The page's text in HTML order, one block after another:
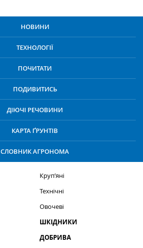
НОВИНИ
ТЕХНОЛОГІЇ
ПОЧИТАТИ
ПОДИВИТИСЬ
ДІЮЧІ РЕЧОВИНИ
КАРТА ҐРУНТІВ
СЛОВНИК АГРОНОМА
Круп’яні
Технічні
Овочеві
ШКІДНИКИ
ДОБРИВА